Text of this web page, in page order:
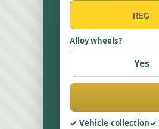
Alloy wheels?
Yes
Vehicle collection